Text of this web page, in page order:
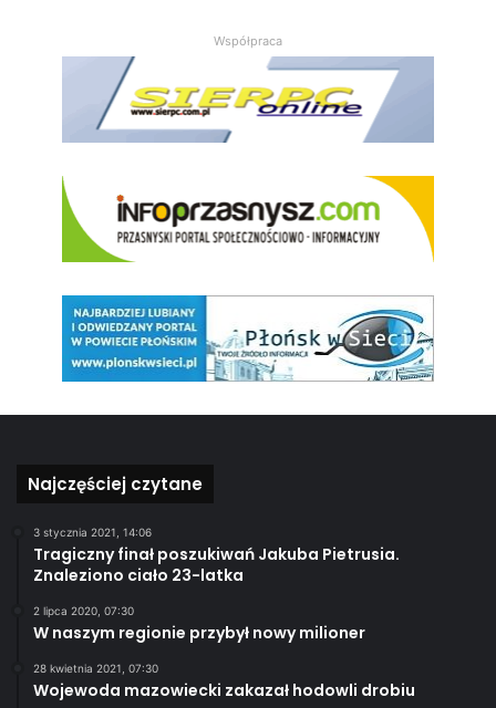
Współpraca
Najczęściej czytane
3 stycznia 2021, 14:06
Tragiczny finał poszukiwań Jakuba Pietrusia.
Znaleziono ciało 23-latka
2 lipca 2020, 07:30
W naszym regionie przybył nowy milioner
28 kwietnia 2021, 07:30
Wojewoda mazowiecki zakazał hodowli drobiu